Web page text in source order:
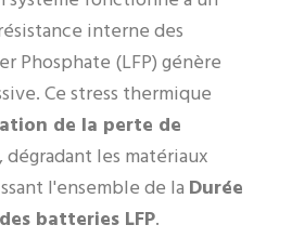
interne des
Phosphate (LFP) génère
Ce stress thermique
de la perte de
dégradant les matériaux
l'ensemble de la Durée
batteries LFP.